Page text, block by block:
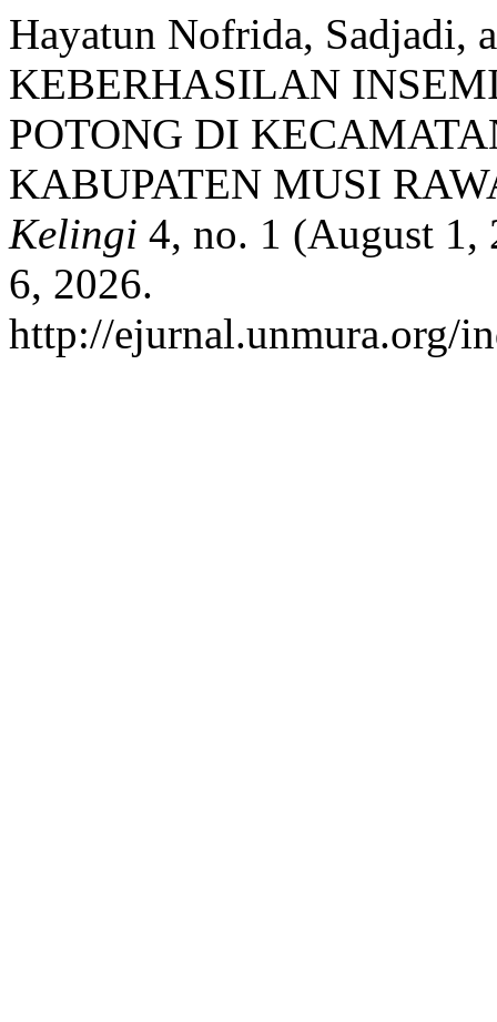
Hayatun Nofrida, Sadjadi,
KEBERHASILAN
POTONG DI
KABUPATEN MUSI
Kelingi 4, no. 1 (August 1,
6, 2026.
http://ejurnal.unmura.org/